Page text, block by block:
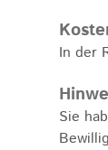
In der
Sie